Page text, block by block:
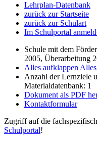
Lehrplan-Datenbank
zurück zur Startseite
zurück zur Schulart
Im Schulportal
Schule mit dem
2005, Überarbeitung
Alles aufklappen
Anzahl der Lernziele
Materialdatenbank: 1
Dokument als PDF
Kontaktformular
Zugriff auf die
Schulportal!